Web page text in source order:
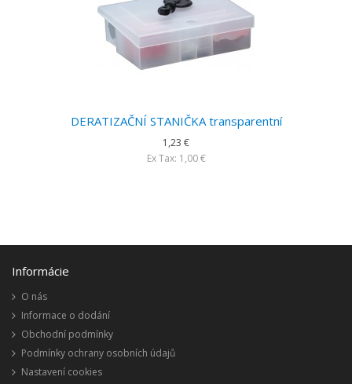
DERATIZAČNÍ STANIČKA transparentní
1,23 €
Ex Tax: 1,00 €
Informácie
O nás
Informace o dodání
Obchodní podmínky
Podmínky ochrany osobních údajů
Nastavení cookies